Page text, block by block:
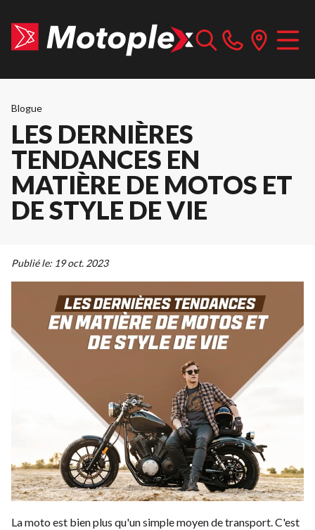
Blogue
LES DERNIÈRES
TENDANCES EN
MATIÈRE DE MOTOS ET
DE STYLE DE VIE
Publié le: 19 oct. 2023
La moto est bien plus qu'un simple moyen de transport. C'est